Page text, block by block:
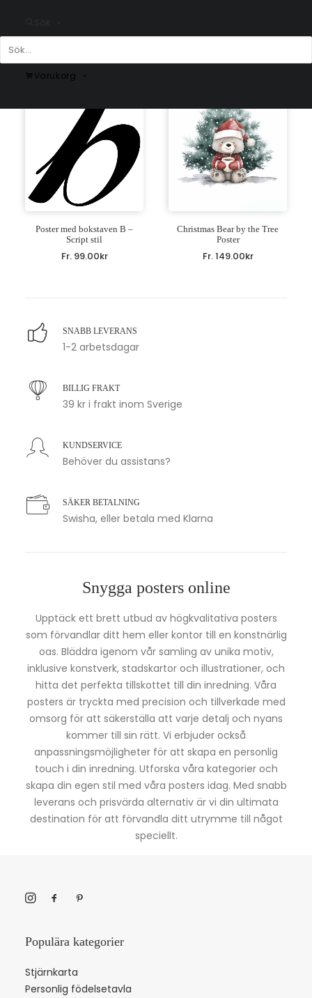
Varukorg
Poster med bokstaven B –
Script stil
Fr. 99.00kr
Christmas Bear by the Tree
Poster
Fr.149.00kr
SNABB LEVERANS
1-2 arbetsdagar
BILLIG FRAKT
39 kr i frakt inom Sverige
KUNDSERVICE
Behöver du assistans?
SÄKER BETALNING
Swisha, eller betala med Klarna
Snygga posters online
Upptäck ett brett utbud av högkvalitativa posters
som förvandlar ditt hem eller kontor till en konstnärlig
oas. Bläddra igenom vår samling av unika motiv,
inklusive konstverk, stadskartor och illustrationer, och
hitta det perfekta tillskottet till din inredning. Våra
posters är tryckta med precision och tillverkade med
omsorg för att säkerställa att varje detalj och nyans
kommer till sin rätt. Vi erbjuder också
anpassningsmöjligheter för att skapa en personlig
touch i din inredning. Utforska våra kategorier och
skapa din egen stil med våra posters idag. Med snabb
leverans och prisvärda alternativ är vi din ultimata
destination för att förvandla ditt utrymme till något
speciellt.
Populära kategorier
Stjärnkarta
Personlig födelsetavla